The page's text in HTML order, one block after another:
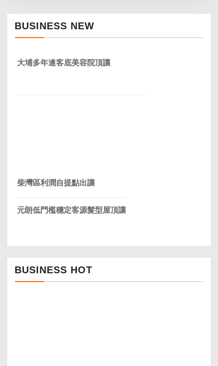
BUSINESS NEW
大埔多年連客底美容院頂讓
柴灣區利潤自提點出讓
元朗低門檻穩定客源髮型屋頂讓
BUSINESS HOT